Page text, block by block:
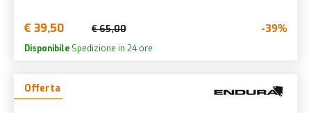
€ 39,50 € 65,00 -39%
Disponibile Spedizione in 24 ore
Offerta